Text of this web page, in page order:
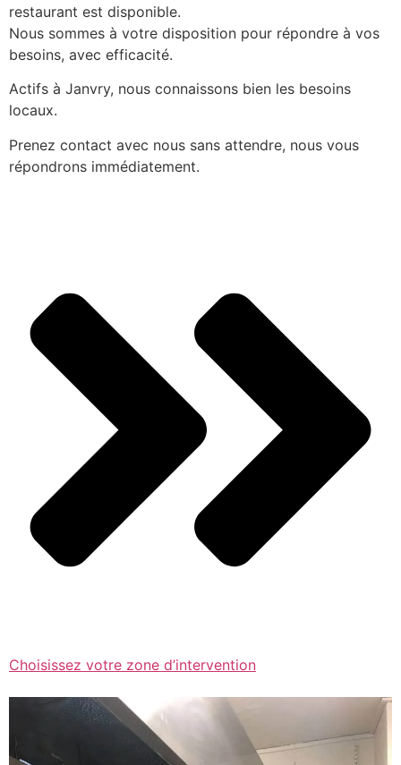
restaurant est disponible.
Nous sommes à votre disposition pour répondre à vos
besoins, avec efficacité.
Actifs à Janvry, nous connaissons bien les besoins
locaux.
Prenez contact avec nous sans attendre, nous vous
répondrons immédiatement.
Choisissez votre zone d’intervention